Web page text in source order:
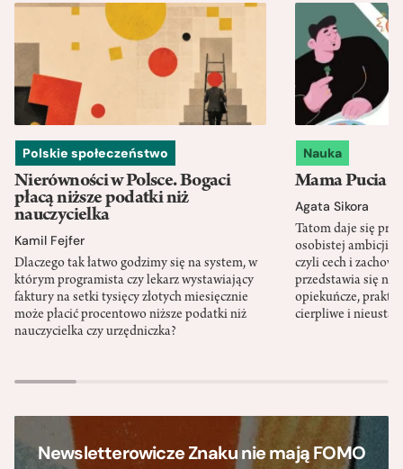
Polskie społeczeństwo
Nierówności w Polsce. Bogaci
płacą niższe podatki niż
nauczycielka
Kamil Fejfer
Dlaczego tak łatwo godzimy się na system, w
którym programista czy lekarz wystawiający
faktury na setki tysięcy złotych miesięcznie
może płacić procentowo niższe podatki niż
nauczycielka czy urzędniczka?
Nauka
Mama Pucia
Agata Sikora
Tatom daje się
osobistej ambicji,
czyli cech i
przedstawia się
opiekuńcze,
cierpliwe i
Newsletterowicze Znaku nie mają FOMO